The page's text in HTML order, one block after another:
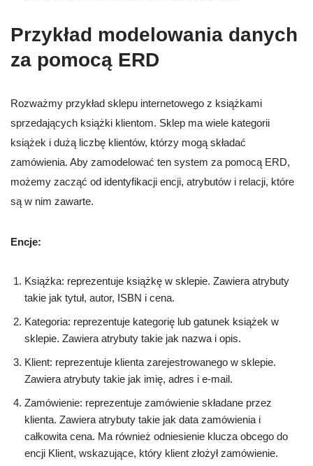
Przykład modelowania danych
za pomocą ERD
Rozważmy przykład sklepu internetowego z książkami
sprzedających książki klientom. Sklep ma wiele kategorii
książek i dużą liczbę klientów, którzy mogą składać
zamówienia. Aby zamodelować ten system za pomocą ERD,
możemy zacząć od identyfikacji encji, atrybutów i relacji, które
są w nim zawarte.
Encje:
Książka: reprezentuje książkę w sklepie. Zawiera atrybuty
takie jak tytuł, autor, ISBN i cena.
Kategoria: reprezentuje kategorię lub gatunek książek w
sklepie. Zawiera atrybuty takie jak nazwa i opis.
Klient: reprezentuje klienta zarejestrowanego w sklepie.
Zawiera atrybuty takie jak imię, adres i e-mail.
Zamówienie: reprezentuje zamówienie składane przez
klienta. Zawiera atrybuty takie jak data zamówienia i
całkowita cena. Ma również odniesienie klucza obcego do
encji Klient, wskazujące, który klient złożył zamówienie.